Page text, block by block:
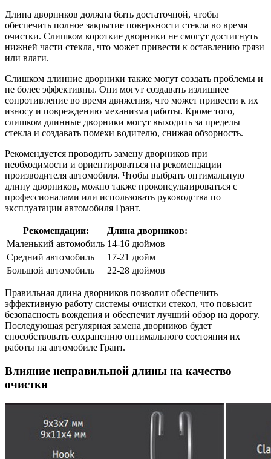
Длина дворников должна быть достаточной, чтобы
обеспечить полное закрытие поверхности стекла во время
очистки. Слишком короткие дворники не смогут достигнуть
нижней части стекла, что может привести к оставлению грязи
или влаги.
Слишком длинние дворники также могут создать проблемы и
не более эффективны. Они могут создавать излишнее
сопротивление во время движения, что может привести к их
износу и повреждению механизма работы. Кроме того,
слишком длинные дворники могут выходить за пределы
стекла и создавать помехи водителю, снижая обзорность.
Рекомендуется проводить замену дворников при
необходимости и ориентироваться на рекомендации
производителя автомобиля. Чтобы выбрать оптимальную
длину дворников, можно также проконсультироваться с
профессионалами или использовать руководства по
эксплуатации автомобиля Грант.
Рекомендации:
Длина дворников:
Маленький автомобиль 14-16 дюймов
Средний автомобиль
17-21 дюйм
Большой автомобиль
22-28 дюймов
Правильная длина дворников позволит обеспечить
эффективную работу системы очистки стекол, что повысит
безопасность вождения и обеспечит лучший обзор на дорогу.
Последующая регулярная замена дворников будет
способствовать сохранению оптимального состояния их
работы на автомобиле Грант.
Влияние неправильной длины на качество
очистки